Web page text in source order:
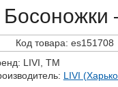
Кодтовара: es151708
LIVI, TM
LIVI